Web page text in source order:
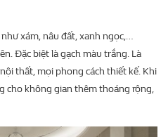
xám, nâu đất, xanh ngọc,…
Đặc biệt là gạch màu trắng. Là
thất, mọi phong cách thiết kế. Khi
cho không gian thêm thoáng rộng,